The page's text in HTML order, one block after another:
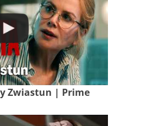
Zwiastun | Prime